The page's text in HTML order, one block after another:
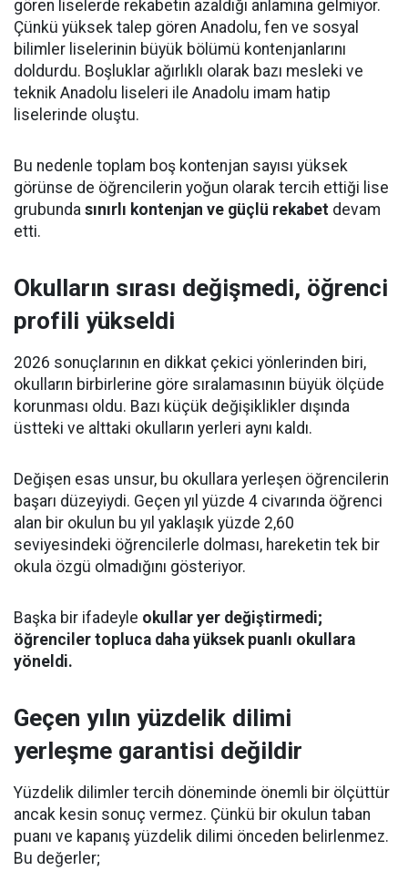
gören liselerde rekabetin azaldığı anlamına gelmiyor.
Çünkü yüksek talep gören Anadolu, fen ve sosyal
bilimler liselerinin büyük bölümü kontenjanlarını
doldurdu. Boşluklar ağırlıklı olarak bazı mesleki ve
teknik Anadolu liseleri ile Anadolu imam hatip
liselerinde oluştu.
Bu nedenle toplam boş kontenjan sayısı yüksek
görünse de öğrencilerin yoğun olarak tercih ettiği lise
grubunda sınırlı kontenjan ve güçlü rekabet devam
etti.
Okulların sırası değişmedi, öğrenci
profili yükseldi
2026 sonuçlarının en dikkat çekici yönlerinden biri,
okulların birbirlerine göre sıralamasının büyük ölçüde
korunması oldu. Bazı küçük değişiklikler dışında
üstteki ve alttaki okulların yerleri aynı kaldı.
Değişen esas unsur, bu okullara yerleşen öğrencilerin
başarı düzeyiydi. Geçen yıl yüzde 4 civarında öğrenci
alan bir okulun bu yıl yaklaşık yüzde 2,60
seviyesindeki öğrencilerle dolması, hareketin tek bir
okula özgü olmadığını gösteriyor.
Başka bir ifadeyle okullar yer değiştirmedi;
öğrenciler topluca daha yüksek puanlı okullara
yöneldi.
Geçen yılın yüzdelik dilimi
yerleşme garantisi değildir
Yüzdelik dilimler tercih döneminde önemli bir ölçüttür
ancak kesin sonuç vermez. Çünkü bir okulun taban
puanı ve kapanış yüzdelik dilimi önceden belirlenmez.
Bu değerler;